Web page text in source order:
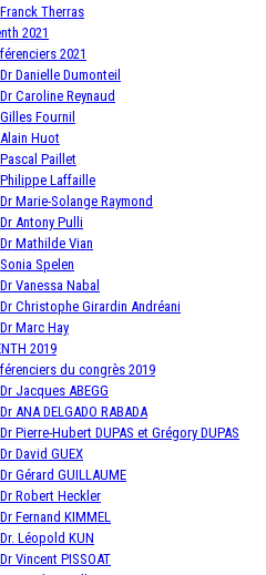
Franck Therras
2021
2021
Dr Danielle Dumonteil
Dr Caroline Reynaud
Gilles Fournil
Alain Huot
Pascal Paillet
Philippe Laffaille
Dr Marie-Solange Raymond
Dr Antony Pulli
Dr Mathilde Vian
Sonia Spelen
Dr Vanessa Nabal
Dr Christophe Girardin Andréani
Dr Marc Hay
2019
du congrès 2019
Dr Jacques ABEGG
Dr ANA DELGADO RABADA
Dr Pierre-Hubert DUPAS et Grégory DUPAS
Dr David GUEX
Dr Gérard GUILLAUME
Dr Robert Heckler
Dr Fernand KIMMEL
Dr. Léopold KUN
Dr Vincent PISSOAT